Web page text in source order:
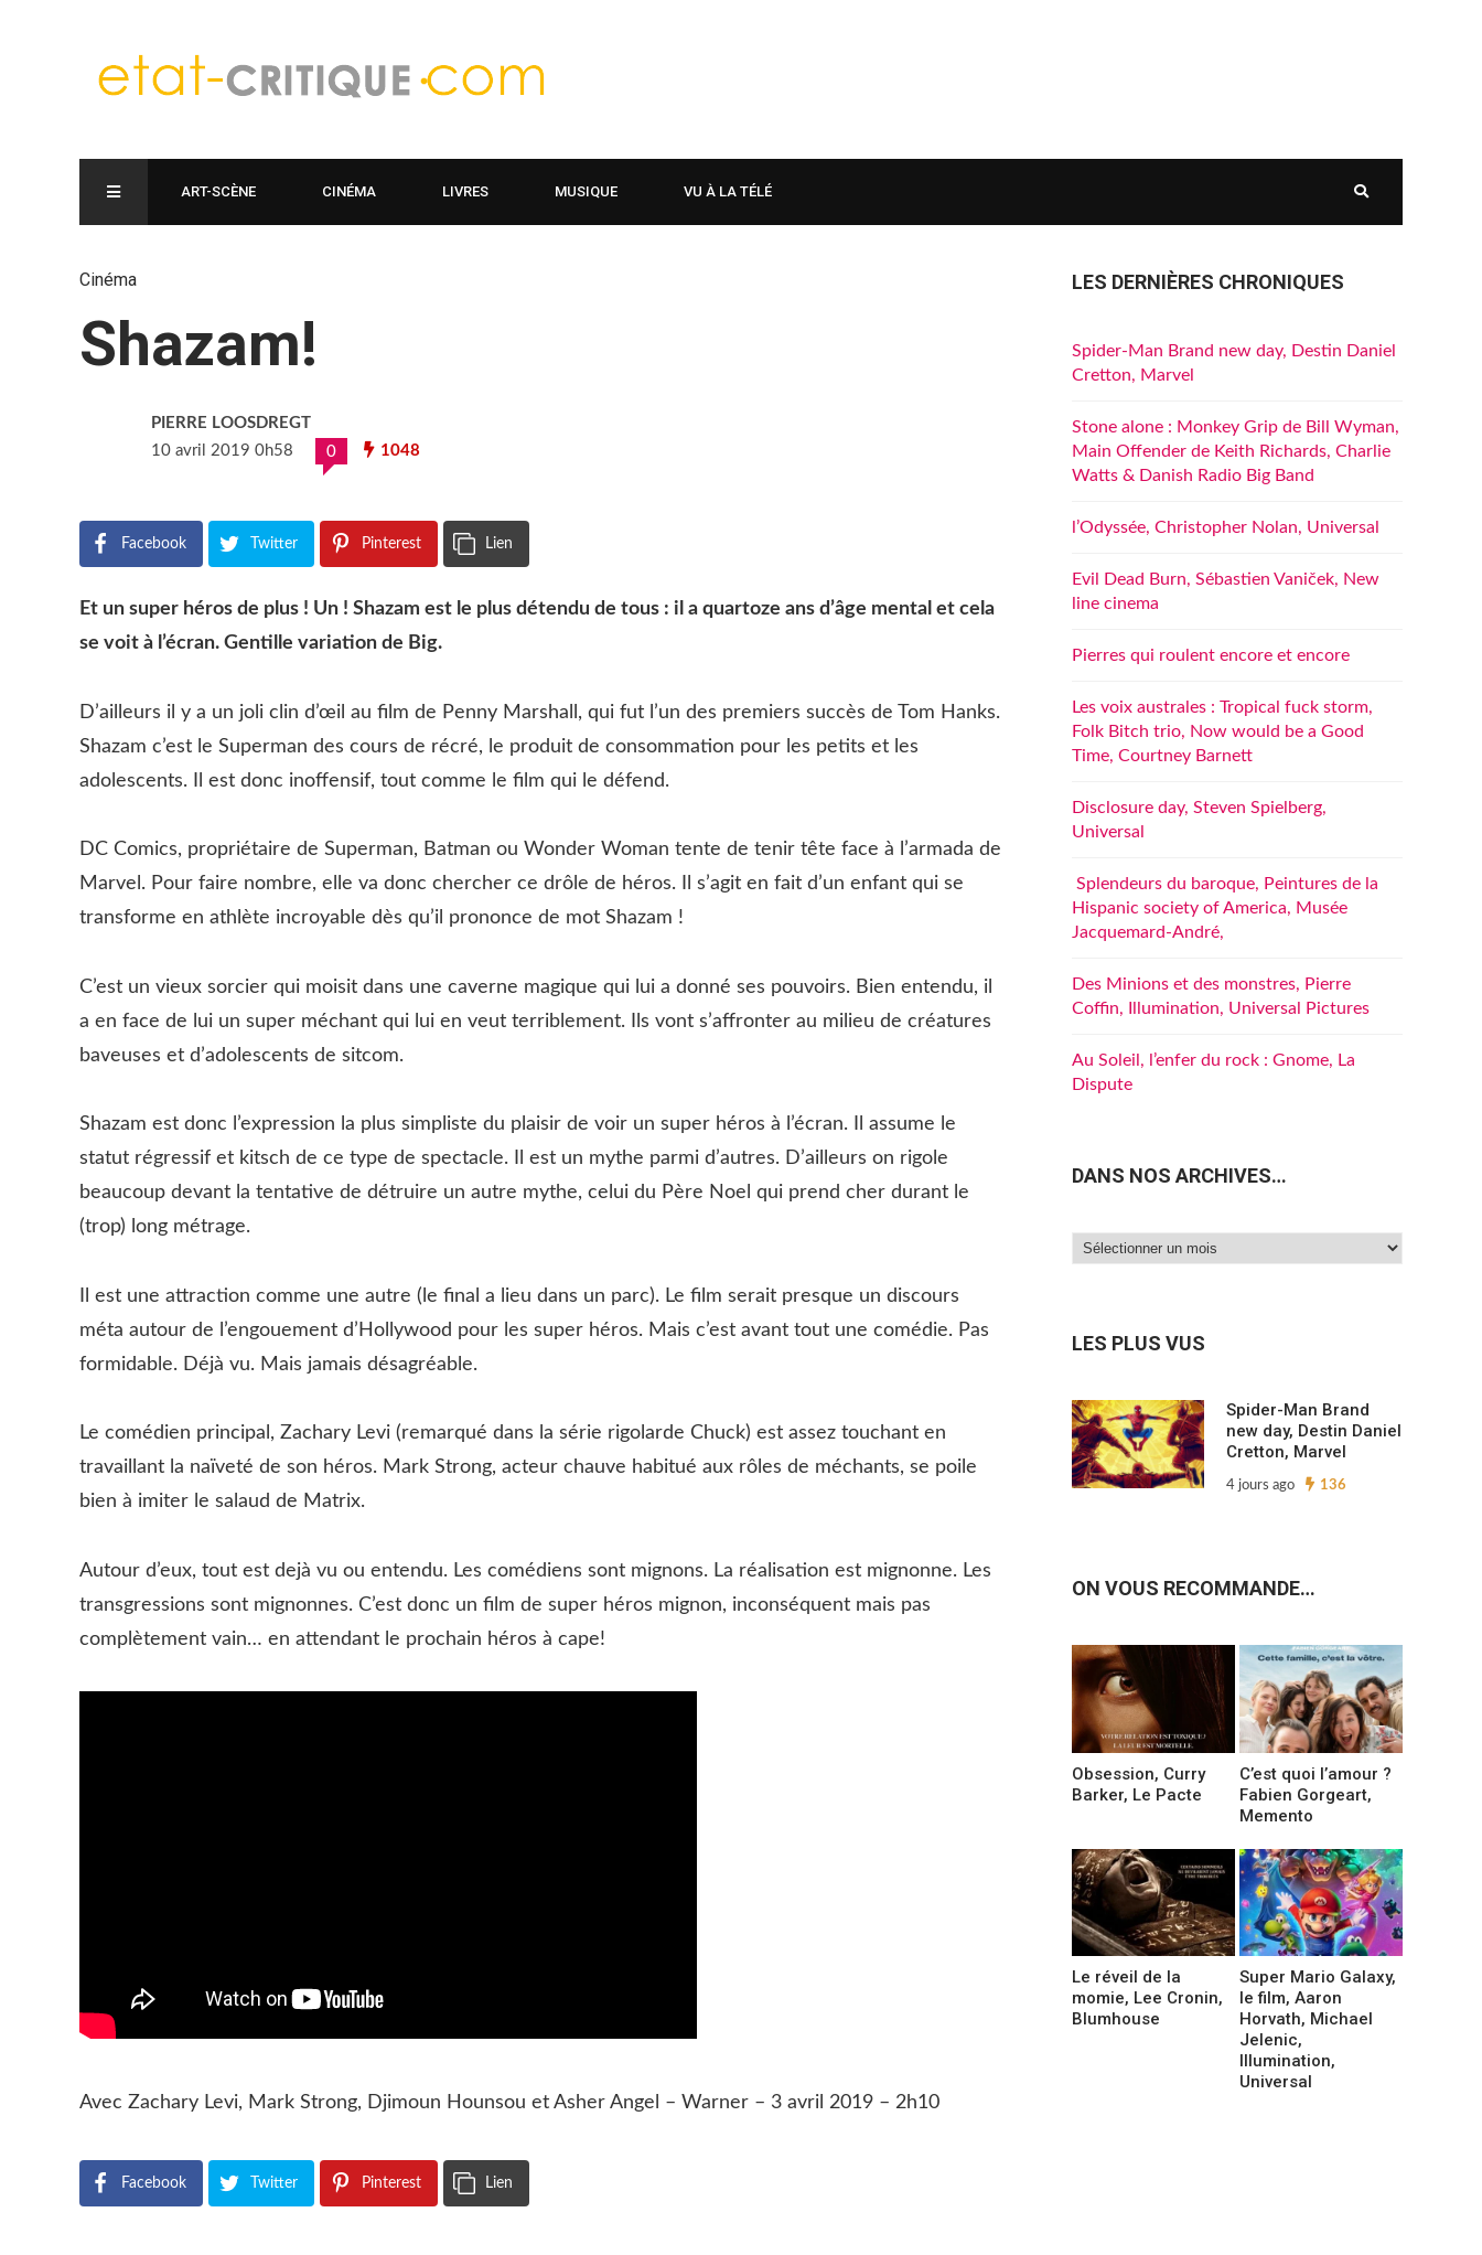
ART-SCÈNE CINÉMA LIVRES MUSIQUE VU À LA TÉLÉ
Cinéma
Shazam!
PIERRE LOOSDREGT
10 avril 2019 0h58
0 1048
Facebook Twitter Pinterest Lien
Et un super héros de plus ! Un ! Shazam est le plus détendu de tous : il a quartoze ans d’âge mental et cela
se voit à l’écran. Gentille variation de Big.
D’ailleurs il y a un joli clin d’œil au film de Penny Marshall, qui fut l’un des premiers succès de Tom Hanks.
Shazam c’est le Superman des cours de récré, le produit de consommation pour les petits et les
adolescents. Il est donc inoffensif, tout comme le film qui le défend.
DC Comics, propriétaire de Superman, Batman ou Wonder Woman tente de tenir tête face à l’armada de
Marvel. Pour faire nombre, elle va donc chercher ce drôle de héros. Il s’agit en fait d’un enfant qui se
transforme en athlète incroyable dès qu’il prononce de mot Shazam !
C’est un vieux sorcier qui moisit dans une caverne magique qui lui a donné ses pouvoirs. Bien entendu, il
a en face de lui un super méchant qui lui en veut terriblement. Ils vont s’affronter au milieu de créatures
baveuses et d’adolescents de sitcom.
Shazam est donc l’expression la plus simpliste du plaisir de voir un super héros à l’écran. Il assume le
statut régressif et kitsch de ce type de spectacle. Il est un mythe parmi d’autres. D’ailleurs on rigole
beaucoup devant la tentative de détruire un autre mythe, celui du Père Noel qui prend cher durant le
(trop) long métrage.
Il est une attraction comme une autre (le final a lieu dans un parc). Le film serait presque un discours
méta autour de l’engouement d’Hollywood pour les super héros. Mais c’est avant tout une comédie. Pas
formidable. Déjà vu. Mais jamais désagréable.
Le comédien principal, Zachary Levi (remarqué dans la série rigolarde Chuck) est assez touchant en
travaillant la naïveté de son héros. Mark Strong, acteur chauve habitué aux rôles de méchants, se poile
bien à imiter le salaud de Matrix.
Autour d’eux, tout est dejà vu ou entendu. Les comédiens sont mignons. La réalisation est mignonne. Les
transgressions sont mignonnes. C’est donc un film de super héros mignon, inconséquent mais pas
complètement vain… en attendant le prochain héros à cape!
Avec Zachary Levi, Mark Strong, Djimoun Hounsou et Asher Angel – Warner – 3 avril 2019 – 2h10
Facebook Twitter Pinterest Lien
LES DERNIÈRES CHRONIQUES
Spider-Man Brand new day, Destin Daniel
Cretton, Marvel
Stone alone : Monkey Grip de Bill Wyman,
Main Offender de Keith Richards, Charlie
Watts & Danish Radio Big Band
l’Odyssée, Christopher Nolan, Universal
Evil Dead Burn, Sébastien Vaniček, New
line cinema
Pierres qui roulent encore et encore
Les voix australes : Tropical fuck storm,
Folk Bitch trio, Now would be a Good
Time, Courtney Barnett
Disclosure day, Steven Spielberg,
Universal
Splendeurs du baroque, Peintures de la
Hispanic society of America, Musée
Jacquemard-André,
Des Minions et des monstres, Pierre
Coffin, Illumination, Universal Pictures
Au Soleil, l’enfer du rock : Gnome, La
Dispute
DANS NOS ARCHIVES…
Dans
LES PLUS VUS
Spider-Man Brand
new day, Destin Daniel
Cretton, Marvel
4 jours ago 136
ON VOUS RECOMMANDE…
Obsession, Curry
Barker, Le Pacte
C’est quoi l’amour ?
Fabien Gorgeart,
Memento
Le réveil de la
momie, Lee Cronin,
Blumhouse
Super Mario Galaxy,
le film, Aaron
Horvath, Michael
Jelenic,
Illumination,
Universal